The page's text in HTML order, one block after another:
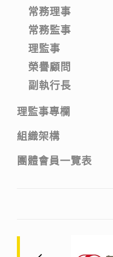
常務理事
常務監事
理監事
榮譽顧問
副執行長
理監事專欄
組織架構
團體會員一覽表